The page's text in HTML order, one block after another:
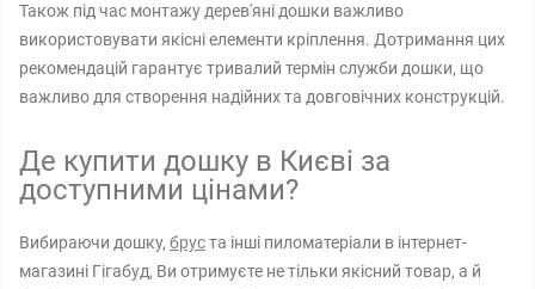
Також під час монтажу дерев'яні дошки важливо
використовувати якісні елементи кріплення. Дотримання цих
рекомендацій гарантує тривалий термін служби дошки, що
важливо для створення надійних та довговічних конструкцій.
Де купити дошку в Києві за
доступними цінами?
Вибираючи дошку, бруста інші пиломатеріали в інтернет-
магазині Гігабуд, Ви отримуєте не тільки якісний товар, а й